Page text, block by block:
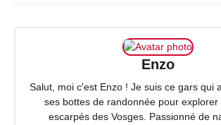
Enzo
Salut, moi c'est Enzo ! Je suis ce gars qui
ses bottes de randonnée pour explorer
escarpés des Vosges. Passionné de